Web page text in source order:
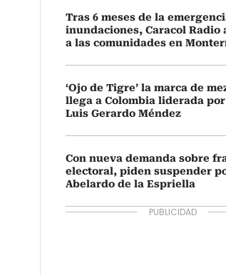
Tras 6 meses de la
inundaciones, Caracol Radio
a las comunidades en
‘Ojo de Tigre’ la marca de
llega a Colombia liderada
Luis Gerardo Méndez
Con nueva demanda sobre
electoral, piden suspender
Abelardo de la Espriella